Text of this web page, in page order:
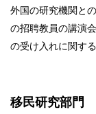
外国の研究機関と
の招聘教員の講演
の受け入れに関す
移民研究部門